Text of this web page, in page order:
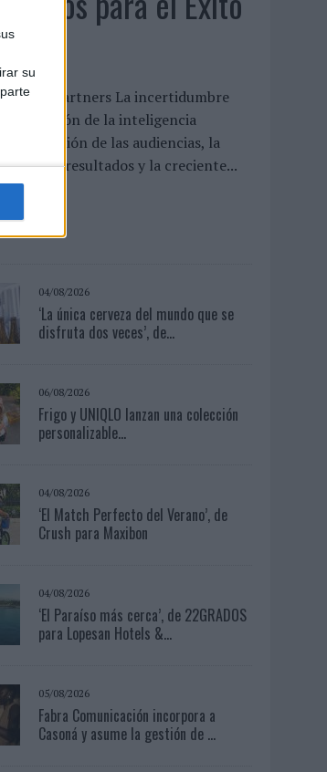
su
de los partners La incertidumbre
aceleración de la inteligencia
de las audiencias, la
resultados y la creciente...
04/08/2026
‘La única cerveza del mundo que se
disfruta dos veces’, de...
06/08/2026
Frigo y UNIQLO lanzan una colección
personalizable...
04/08/2026
‘El Match Perfecto del Verano’, de
Crush para Maxibon
04/08/2026
‘El Paraíso más cerca’, de 22GRADOS
para Lopesan Hotels &...
05/08/2026
Fabra Comunicación incorpora a
Casoná y asume la gestión de ...